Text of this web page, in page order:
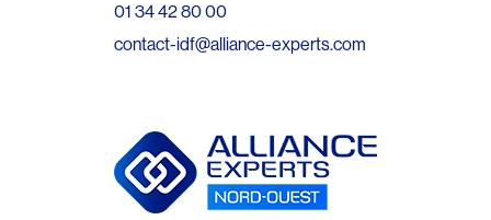
01 34 42 80 00
contact-idf@alliance-experts.com